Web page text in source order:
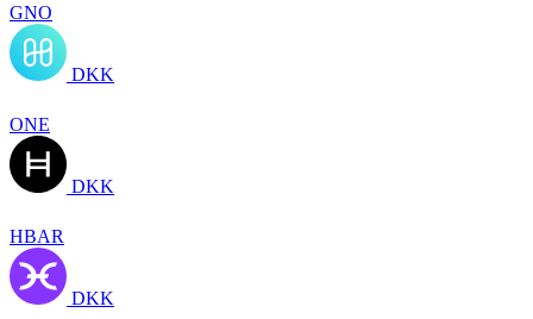
GNO
DKK
ONE
DKK
HBAR
DKK